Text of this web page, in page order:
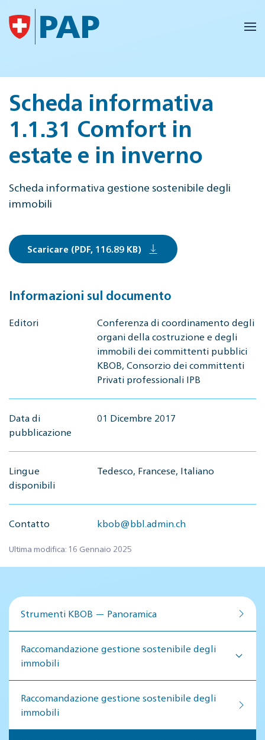
Skip to main content
Scheda informativa
1.1.31 Comfort in
estate e in inverno
Scheda informativa gestione sostenibile degli
immobili
Scaricare (PDF, 116.89 KB)
Informazioni sul documento
Editori
Conferenza di coordinamento degli
organi della costruzione e degli
immobili dei committenti pubblici
KBOB, Consorzio dei committenti
Privati professionali IPB
Data di
pubblicazione
01 Dicembre 2017
Lingue
disponibili
Tedesco, Francese, Italiano
Contatto kbob@bbl.admin.ch
Ultima modifica: 16 Gennaio 2025
Strumenti KBOB — Panoramica
Raccomandazione gestione sostenibile degli
immobili
Raccomandazione gestione so­ste­ni­bi­le de­gli
im­mo­bi­li